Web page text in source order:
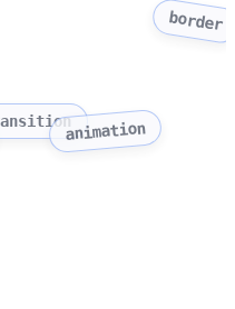
border
animation